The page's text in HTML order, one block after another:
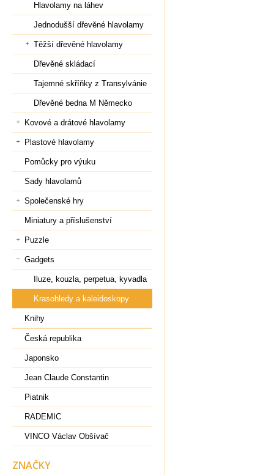
Hlavolamy na láhev
Jednodušší dřevěné hlavolamy
Těžší dřevěné hlavolamy
Dřevěné skládací
Tajemné skříňky z Transylvánie
Dřevěné bedna M Německo
Kovové a drátové hlavolamy
Plastové hlavolamy
Pomůcky pro výuku
Sady hlavolamů
Společenské hry
Miniatury a příslušenství
Puzzle
Gadgets
Iluze, kouzla, perpetua, kyvadla
Krasohledy a kaleidoskopy
Knihy
Česká republika
Japonsko
Jean Claude Constantin
Piatnik
RADEMIC
VINCO Václav Obšívač
ZNAČKY